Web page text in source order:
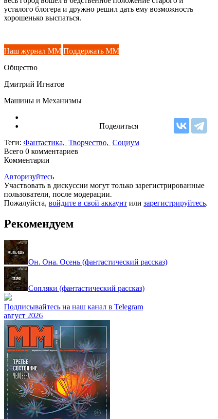
усталого блогера и дружно решил дать ему возможность
хорошенько выспаться.
Наш журнал ММ Поддержать ММ
Общество
Дмитрий Игнатов
Машины и Механизмы
Поделиться
Теги: Фантастика, Творчество, Социум
Всего 0 комментариев
Комментарии
Авторизуйтесь
Участвовать в дискуссии могут только зарегистрированные
пользователи, после модерации.
Пожалуйста, войдите в свой аккаунт или зарегистрируйтесь.
Рекомендуем
Он. Она. Осень (фантастический рассказ)
Сопляки (фантастический рассказ)
Подписывайтесь на наш канал в Telegram
август 2026